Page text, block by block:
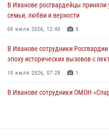
празднования Дня Крещения Руси
28 июля 2026, 08:57
В Иванове росгвардейцы приняли
семьи, любви и верности
09 июля 2026, 12:40 5
В Иванове сотрудники
эпоху исторических вызовов с
10 июля 2026, 07:28 1
В Иванове сотрудники ОМОН